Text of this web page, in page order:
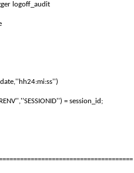
logoff_audit
= session_id;